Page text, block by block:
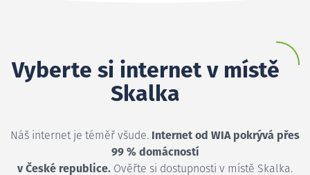
Vyberte si internet v místě
Skalka
Náš internet je téměř všude. Internet od WIA pokrývá přes
99 % domácností
v České republice. Ověřte si dostupnosti v místě Skalka.